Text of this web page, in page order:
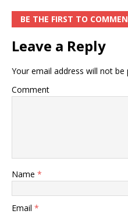
BE THE FIRST TO
Leave a Reply
Your email address will not be
Comment
Name *
Email *